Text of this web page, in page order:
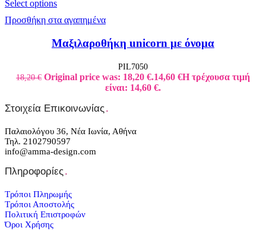
Select options
Προσθήκη στα αγαπημένα
Μαξιλαροθήκη unicorn με όνομα
PIL7050
18,20€ Original price was: 18,20 €.14,60 €Η τρέχουσα τιμή
είναι: 14,60 €.
Στοιχεία Επικοινωνίας.
Παλαιολόγου 36, Νέα Ιωνία, Αθήνα
Τηλ. 2102790597
info@amma-design.com
Πληροφορίες.
Τρόποι Πληρωμής
Τρόποι Αποστολής
Πολιτική Επιστροφών
Όροι Χρήσης